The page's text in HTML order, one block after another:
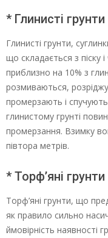
* Глинисті грунти
Глинисті грунти,
що складається з піску
приблизно на 10% з
розмиваються,
промерзають і
глинистому грунті
промерзання. Взимку
півтора метрів.
* Торф’яні грунти
Торф’яні грунти, що
як правило сильно
ймовірність наявності